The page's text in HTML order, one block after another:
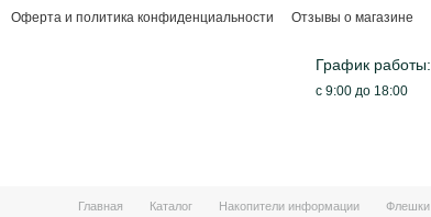
Оферта и политика конфиденциальности Отзывы о магазине
График работы:
с 9:00 до 18:00
Главная Каталог Накопители информации Флешки